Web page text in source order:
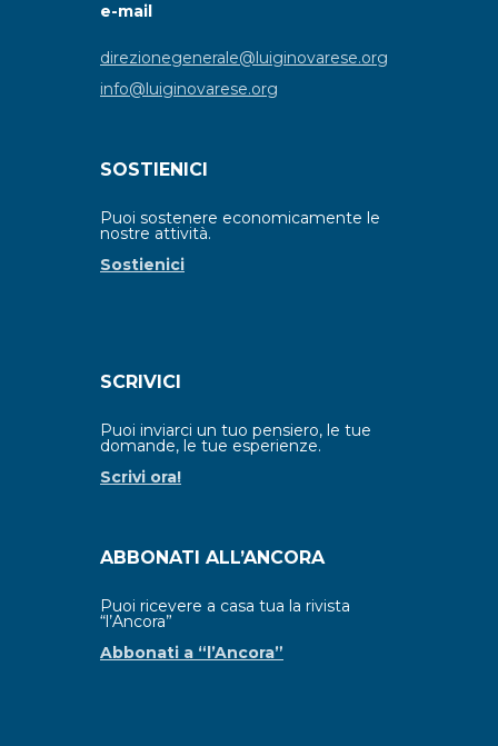
e-mail
direzionegenerale@luiginovarese.org
info@luiginovarese.org
SOSTIENICI
Puoi sostenere economicamente le
nostre attività.
Sostienici
SCRIVICI
Puoi inviarci un tuo pensiero, le tue
domande, le tue esperienze.
Scrivi ora!
ABBONATI ALL’ANCORA
Puoi ricevere a casa tua la rivista
“l’Ancora”
Abbonati a “l’Ancora”